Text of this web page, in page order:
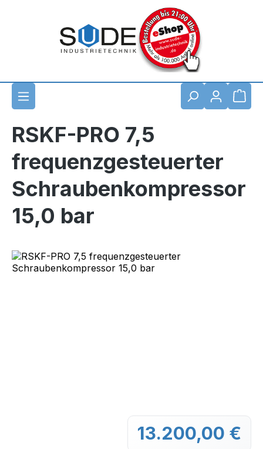
RSKF-PRO 7,5
frequenzgesteuerter
Schraubenkompressor
15,0 bar
Bildergalerie überspringen
13.200,00 €